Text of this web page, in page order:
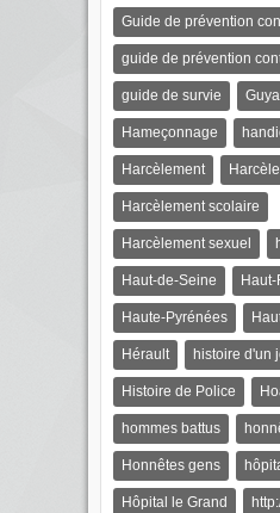
Guide de prévention
guide de prévention
guide de survie
Hameçonnage
Harcèlement
Harcèlement scolaire
Harcèlement sexuel
Haut-de-Seine
Haute-Pyrénées
Hérault histoire d'un
Histoire de Police
hommes battus
Honnêtes gens
Hôpital le Grand